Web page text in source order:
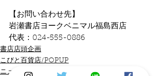
【お問い合わせ先】
岩瀬書店ヨークベニマル福島西店
代表：024-555-0886
書店店頭企画
こびと百貨店/POPUP
ニュース